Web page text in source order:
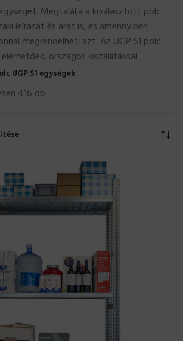
Megtalálja a kiválasztott polc
leírását és árát is, és amennyiben
megrendelheti azt. Az UGP S1 polc
országos kiszállítással.
UGP S1 egységek
416 db